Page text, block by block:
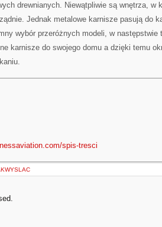
drewnianych. Niewątpliwie są wnętrza, w
Jednak metalowe karnisze pasują do
wybór przeróżnych modeli, w następstwie
karnisze do swojego domu a dzięki temu
spis-tresci